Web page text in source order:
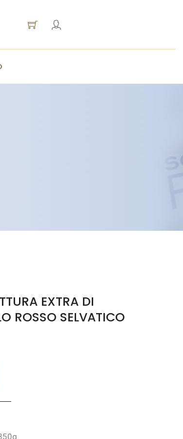
EXTRA DI
ROSSO SELVATICO